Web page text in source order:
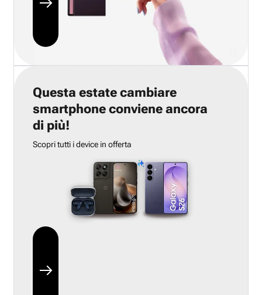
Questa estate cambiare
smartphone conviene ancora
di più!
Scopri tutti i device in offerta